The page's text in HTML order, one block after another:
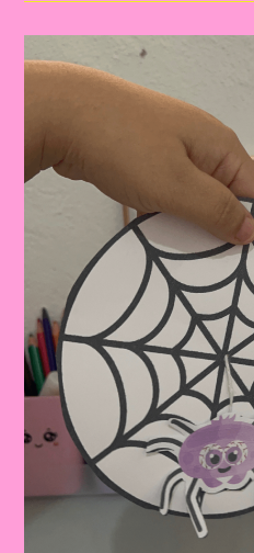
Dona
Educação
Infantil